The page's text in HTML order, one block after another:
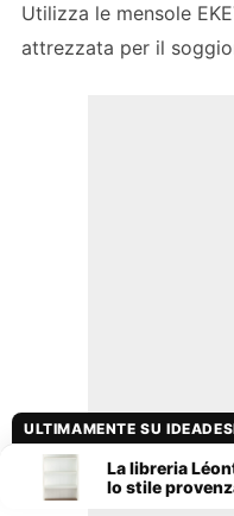
Utilizza le mensole
attrezzata per il
ULTIMAMENTE SU
La libreria
lo stile